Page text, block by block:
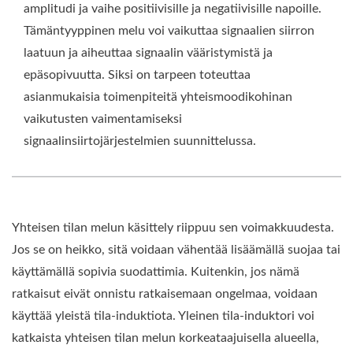
amplitudi ja vaihe positiivisille ja negatiivisille napoille.
Tämäntyyppinen melu voi vaikuttaa signaalien siirron
laatuun ja aiheuttaa signaalin vääristymistä ja
epäsopivuutta. Siksi on tarpeen toteuttaa
asianmukaisia toimenpiteitä yhteismoodikohinan
vaikutusten vaimentamiseksi
signaalinsiirtojärjestelmien suunnittelussa.
Yhteisen tilan melun käsittely riippuu sen voimakkuudesta.
Jos se on heikko, sitä voidaan vähentää lisäämällä suojaa tai
käyttämällä sopivia suodattimia. Kuitenkin, jos nämä
ratkaisut eivät onnistu ratkaisemaan ongelmaa, voidaan
käyttää yleistä tila-induktiota. Yleinen tila-induktori voi
katkaista yhteisen tilan melun korkeataajuisella alueella,